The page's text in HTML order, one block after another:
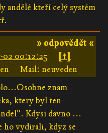
andělé kteří celý systém
» odpovědět «
02 00:12:25
[↑]
Mail: neuveden
znam
ktery byl ten
Kdysi davno ...
ho vydirali, kdyz se